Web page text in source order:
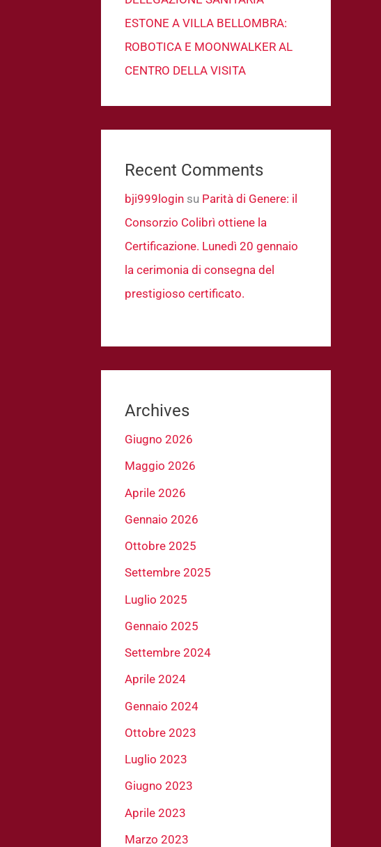
ESTONE A VILLA BELLOMBRA:
ROBOTICA E MOONWALKER AL
CENTRO DELLA VISITA
Recent Comments
bji999login su Parità di Genere: il
Consorzio Colibrì ottiene la
Certificazione. Lunedì 20 gennaio
la cerimonia di consegna del
prestigioso certificato.
Archives
Giugno 2026
Maggio 2026
Aprile 2026
Gennaio 2026
Ottobre 2025
Settembre 2025
Luglio 2025
Gennaio 2025
Settembre 2024
Aprile 2024
Gennaio 2024
Ottobre 2023
Luglio 2023
Giugno 2023
Aprile 2023
Marzo 2023